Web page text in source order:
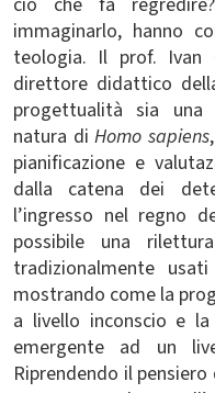
immaginarlo, hanno
teologia. Il prof. Ivan
direttore didattico
progettualità sia una
natura diHomo sapiens
pianificazione e
dalla catena dei
l’ingresso nel regno
possibile una
tradizionalmente
mostrando come la
a livello inconscio e
emergente ad un
Riprendendo il